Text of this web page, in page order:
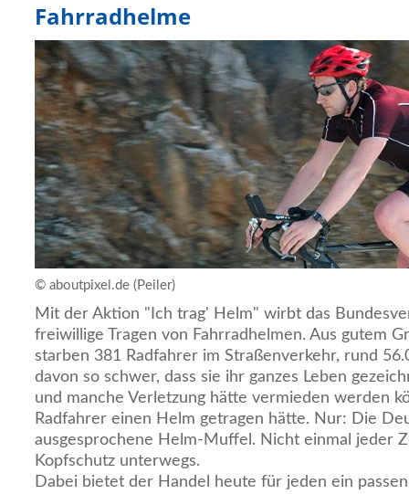
Fahrradhelme
© aboutpixel.de (Peiler)
Mit der Aktion "Ich trag' Helm" wirbt das
freiwillige Tragen von Fahrradhelmen. Aus gutem
starben 381 Radfahrer im Straßenverkehr, rund
davon so schwer, dass sie ihr ganzes Leben
und manche Verletzung hätte vermieden werden
Radfahrer einen Helm getragen hätte. Nur: Die
ausgesprochene Helm-Muffel. Nicht einmal jeder
Kopfschutz unterwegs.
Dabei bietet der Handel heute für jeden ein